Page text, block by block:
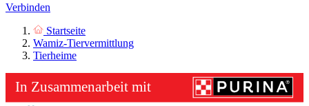
Verbinden
Startseite
Wamiz-Tiervermittlung
Tierheime